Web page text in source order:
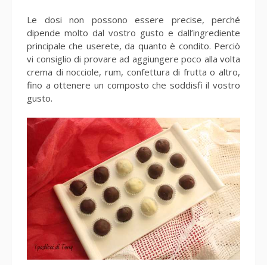
Le dosi non possono essere precise, perché
dipende molto dal vostro gusto e dall’ingrediente
principale che userete, da quanto è condito. Perciò
vi consiglio di provare ad aggiungere poco alla volta
crema di nocciole, rum, confettura di frutta o altro,
fino a ottenere un composto che soddisfi il vostro
gusto.